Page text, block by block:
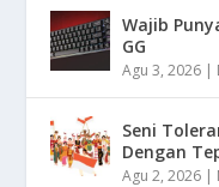
Wajib
GG
Agu 3, 2026 |
Seni
Dengan
Agu 2, 2026 |